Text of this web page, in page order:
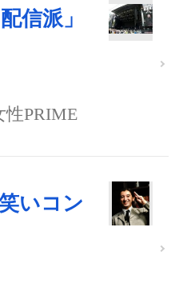
信派」
性PRIME
いコン